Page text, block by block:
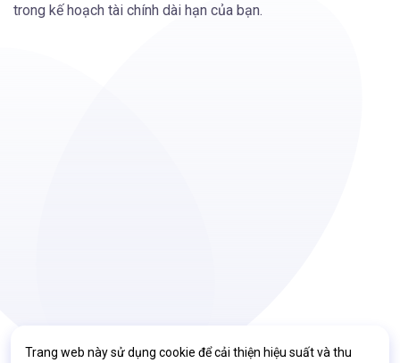
trong kế hoạch tài chính dài hạn của bạn.
Trang web này sử dụng cookie để cải thiện hiệu suất và thu